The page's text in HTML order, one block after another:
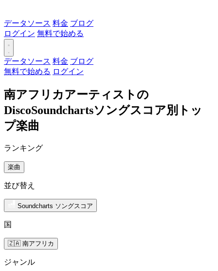
データソース 料金 ブログ
ログイン 無料で始める
データソース 料金 ブログ
無料で始める ログイン
南アフリカアーティストの
DiscoSoundchartsソングスコア別トッ
プ楽曲
ランキング
楽曲
並び替え
Soundcharts ソングスコア
国
🇿🇦 南アフリカ
ジャンル